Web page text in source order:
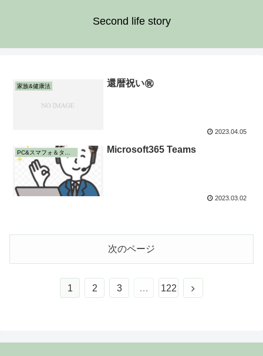
Second life story
家族&健康法 還暦祝い㊗️
2023.04.05
Microsoft365 Teams
2023.03.02
次のページ
1 2 3 … 122
次